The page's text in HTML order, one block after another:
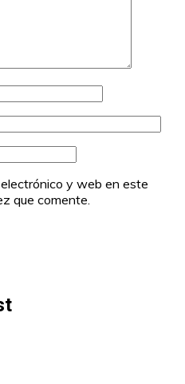
y web en este
que comente.